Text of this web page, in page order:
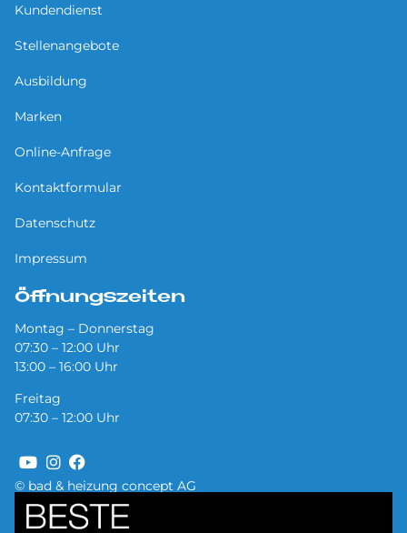
© bad & heizung concept AG
Kundendienst
Stellenangebote
Ausbildung
Marken
Online-Anfrage
Kontaktformular
Datenschutz
Impressum
Öffnungszeiten
Montag – Donnerstag
07:30 – 12:00 Uhr
13:00 – 16:00 Uhr
Freitag
07:30 – 12:00 Uhr